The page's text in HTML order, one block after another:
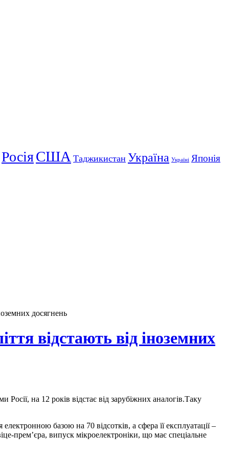
РосіяСША Таджикистан Україна Україні Японія
досягнень
відстають від іноземних
на 12 років відстає від зарубіжних аналогів.Таку
базою на 70 відсотків, а сфера її експлуатації –
прем’єра, випуск мікроелектроніки, що має спеціальне